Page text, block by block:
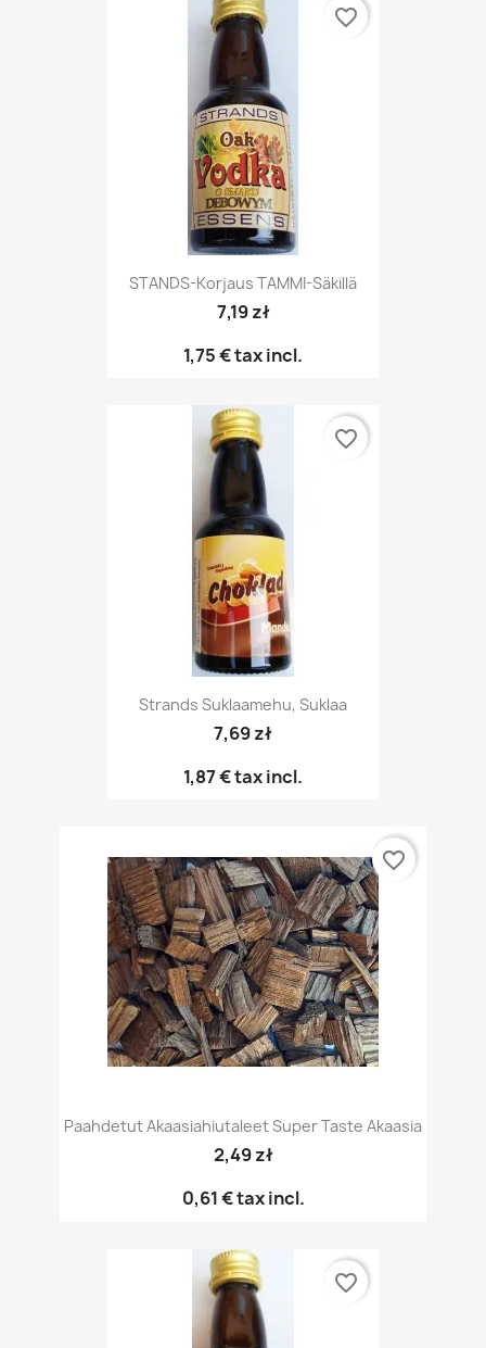
STANDS-Korjaus TAMMI-Säkillä
7,19 zł
1,75 €tax incl.
favorite_border
Strands Suklaamehu, Suklaa
7,69 zł
1,87 €tax incl.
favorite_border
Paahdetut Akaasiahiutaleet Super Taste Akaasia
2,49 zł
0,61 €tax incl.
favorite_border
favorite_border